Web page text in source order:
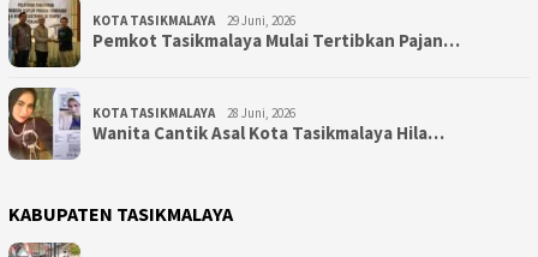
KOTA TASIKMALAYA 29 Juni, 2026
Pemkot Tasikmalaya Mulai Tertibkan Pajan…
KOTA TASIKMALAYA 28 Juni, 2026
Wanita Cantik Asal Kota Tasikmalaya Hila…
KABUPATEN TASIKMALAYA